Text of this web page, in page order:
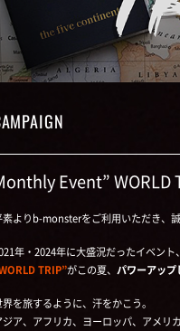
Event” WORLD
素よりb-monsterをご利用いただき、
年・2024年に大盛況だったイベント、
TRIP”がこの夏、 パワーアッ
界を旅するように、汗をかこう。
ジア、アフリカ、ヨーロッパ、アメ